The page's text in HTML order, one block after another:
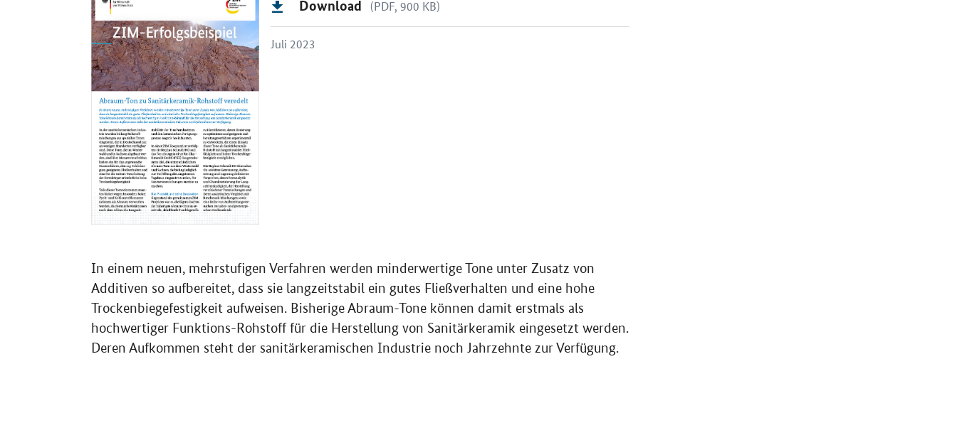
Download (PDF, 900 KB)
Juli 2023
In einem neuen, mehrstufigen Verfahren werden minderwertige Tone unter Zusatz von
Additiven so aufbereitet, dass sie langzeitstabil ein gutes Fließverhalten und eine hohe
Trockenbiegefestigkeit aufweisen. Bisherige Abraum-Tone können damit erstmals als
hochwertiger Funktions-Rohstoff für die Herstellung von Sanitärkeramik eingesetzt werden.
Deren Aufkommen steht der sanitärkeramischen Industrie noch Jahrzehnte zur Verfügung.